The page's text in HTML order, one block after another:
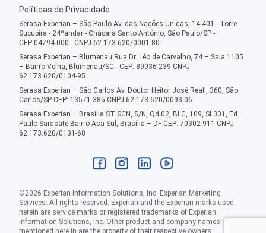
Políticas de Privacidade
Serasa Experian – São Paulo Av. das Nações Unidas, 14.401 - Torre
Sucupira - 24ºandar - Chácara Santo Antônio, São Paulo/SP -
CEP:04794-000 - CNPJ 62.173.620/0001-80
Serasa Experian – Blumenau Rua Dr. Léo de Carvalho, 74 – Sala 1105
– Bairro Velha, Blumenau/SC - CEP: 89036-239 CNPJ
62.173.620/0104-95
Serasa Experian – São Carlos Av. Doutor Heitor José Reali, 360, São
Carlos/SP CEP: 13571-385 CNPJ 62.173.620/0093-06
Serasa Experian – Brasília ST SCN, S/N, Qd 02, Bl C, 109, Sl 301, Ed.
Paulo Sarasate Bairro Asa Sul, Brasília – DF CEP: 70302-911 CNPJ
62.173.620/0131-68
©2026 Experian Information Solutions, Inc. Experian Marketing
Services. All rights reserved. Experian and the Experian marks used
herein are service marks or registered trademarks of Experian
Information Solutions, Inc. Other product and company names
mentioned here in are the property of their respective owners.